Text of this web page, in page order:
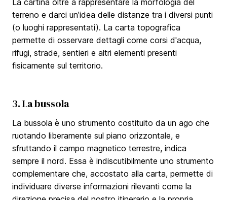
terreno e darci un’idea delle distanze tra i diversi punti
(o luoghi rappresentati). La carta topografica
permette di osservare dettagli come corsi d'acqua,
rifugi, strade, sentieri e altri elementi presenti
fisicamente sul territorio.
3. La bussola
La bussola è uno strumento costituito da un ago che
ruotando liberamente sul piano orizzontale, e
sfruttando il campo magnetico terrestre, indica
sempre il nord. Essa è indiscutibilmente uno strumento
complementare che, accostato alla carta, permette di
individuare diverse informazioni rilevanti come la